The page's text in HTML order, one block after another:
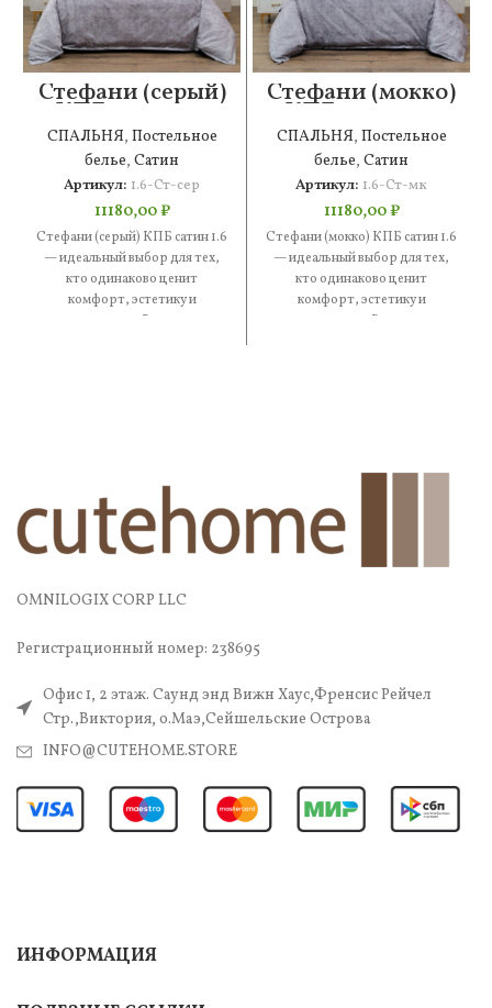
Стефани (серый)
КПБ сатин 1.6
СПАЛЬНЯ, Постельное
белье, Сатин
Артикул: 1.6-Ст-сер
11180,00₽
Стефани (серый) КПБ сатин 1.6
— идеальный выбор для тех,
кто одинаково ценит
комфорт, эстетику и
практичность. В составе —
Стефани (мокко)
КПБ сатин 1.6
СПАЛЬНЯ, Постельное
белье, Сатин
Артикул: 1.6-Ст-мк
11180,00₽
Стефани (мокко) КПБ сатин 1.6
— идеальный выбор для тех,
кто одинаково ценит
комфорт, эстетику и
практичность. В составе —
OMNILOGIX CORP LLC
Регистрационный номер: 238695
Офис 1, 2 этаж. Саунд энд Вижн Хаус,Френсис Рейчел
Стр.,Виктория, о.Маэ,Сейшельские Острова
INFO@CUTEHOME.STORE
ИНФОРМАЦИЯ